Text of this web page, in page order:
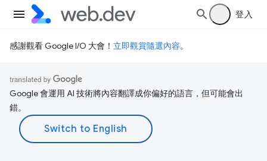
登入
感謝觀看 Google I/O 大會！ 立即觀賞隨選內容。
Google 會運用 AI 技術將內容翻譯成你偏好的語言，但可能會出
錯。